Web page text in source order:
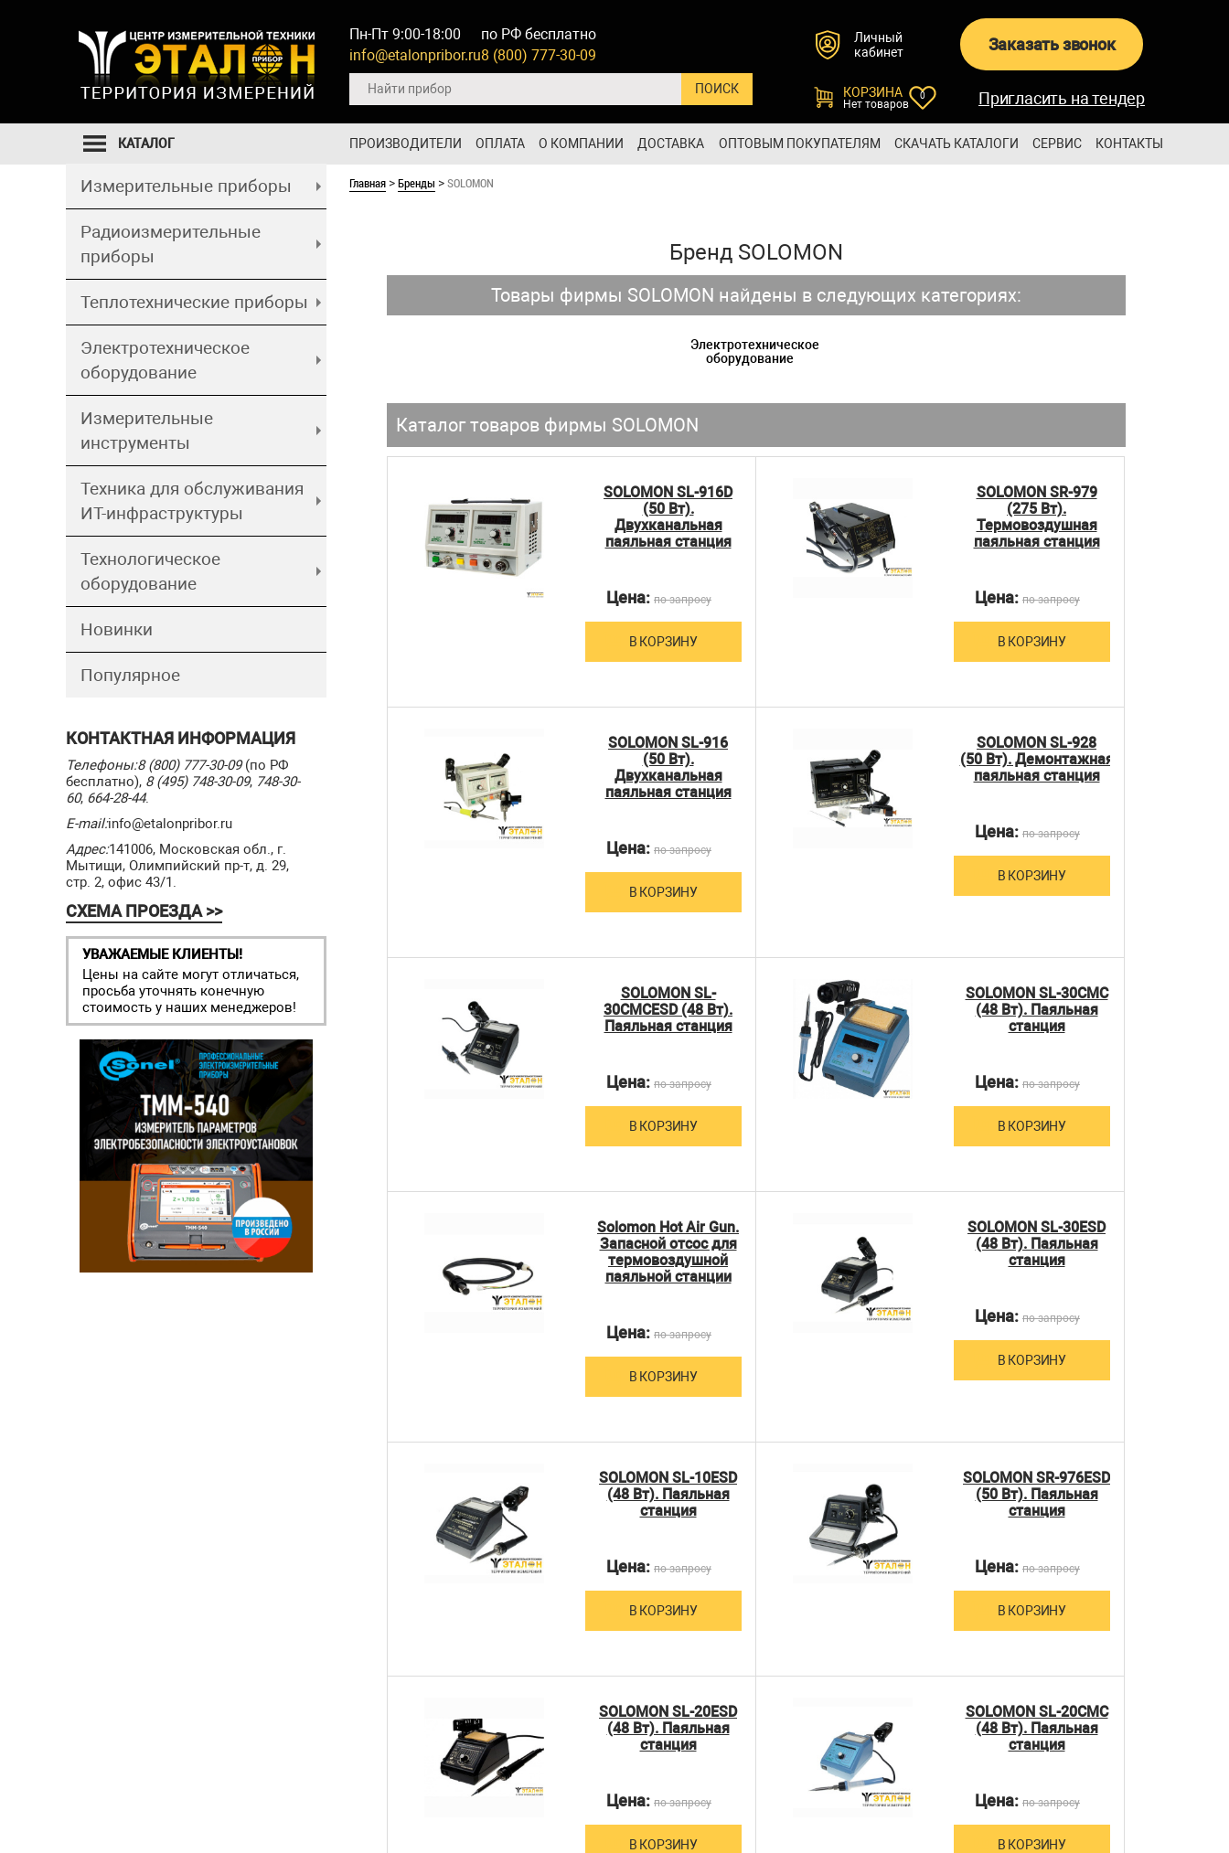
Пн-Пт 9:00-18:00
info@etalonpribor.ru
по РФ бесплатно
8 (800) 777-30-09
Личный
кабинет
Заказать звонок
КОРЗИНА
Нет товаров
0 Пригласить на тендер
ПРОИЗВОДИТЕЛИ ОПЛАТА О КОМПАНИИ ДОСТАВКА ОПТОВЫМ ПОКУПАТЕЛЯМ СКАЧАТЬ КАТАЛОГИ СЕРВИС КОНТАКТЫ
КАТАЛОГ
Измерительные приборы
Радиоизмерительные
приборы
Теплотехнические приборы
Электротехническое
оборудование
Измерительные
инструменты
Техника для обслуживания
ИТ-инфраструктуры
Технологическое
оборудование
Новинки
Популярное
КОНТАКТНАЯ ИНФОРМАЦИЯ
Телефоны:8 (800) 777-30-09(по РФ
бесплатно), 8 (495) 748-30-09, 748-30-
60, 664-28-44.
E-mail:info@etalonpribor.ru
Адрес:141006, Московская обл., г.
Мытищи, Олимпийский пр-т, д. 29,
стр. 2, офис 43/1.
СХЕМА ПРОЕЗДА >>
УВАЖАЕМЫЕ КЛИЕНТЫ!
Цены на сайте могут отличаться,
просьба уточнять конечную
стоимость у наших менеджеров!
Главная >Бренды >SOLOMON
Бренд SOLOMON
Товары фирмы SOLOMON найдены в следующих категориях:
Электротехническое
оборудование
Каталог товаров фирмы SOLOMON
SOLOMON SL-916D
(50 Вт).
Двухканальная
паяльная станция
Цена: по запросу
В КОРЗИНУ
SOLOMON SR-979
(275 Вт).
Термовоздушная
паяльная станция
Цена: по запросу
В КОРЗИНУ
SOLOMON SL-916
(50 Вт).
Двухканальная
паяльная станция
Цена: по запросу
В КОРЗИНУ
SOLOMON SL-928
(50 Вт). Демонтажная
паяльная станция
Цена: по запросу
В КОРЗИНУ
SOLOMON SL-
30CMCESD (48 Вт).
Паяльная станция
Цена: по запросу
В КОРЗИНУ
SOLOMON SL-30CMC
(48 Вт). Паяльная
станция
Цена: по запросу
В КОРЗИНУ
Solomon Hot Air Gun.
Запасной отсос для
термовоздушной
паяльной станции
Цена: по запросу
В КОРЗИНУ
SOLOMON SL-30ESD
(48 Вт). Паяльная
станция
Цена: по запросу
В КОРЗИНУ
SOLOMON SL-10ESD
(48 Вт). Паяльная
станция
Цена: по запросу
В КОРЗИНУ
SOLOMON SR-976ESD
(50 Вт). Паяльная
станция
Цена: по запросу
В КОРЗИНУ
SOLOMON SL-20ESD
(48 Вт). Паяльная
станция
Цена: по запросу
В КОРЗИНУ
SOLOMON SL-20CMC
(48 Вт). Паяльная
станция
Цена: по запросу
В КОРЗИНУ